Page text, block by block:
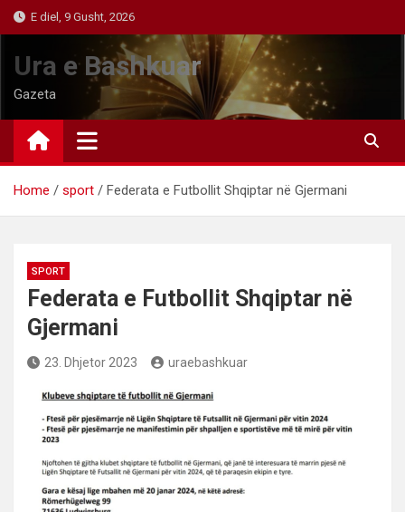
Skip
to
content
E diel, 9 Gusht, 2026
Ura e Bashkuar
Gazeta
Home sport Federata e Futbollit Shqiptar në Gjermani
SPORT
Federata e Futbollit Shqiptar në
Gjermani
23. Dhjetor 2023 uraebashkuar